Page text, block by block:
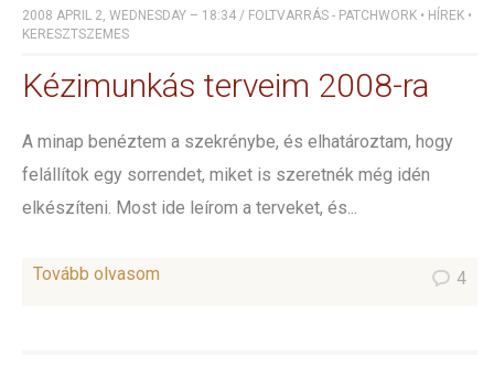
2008 APRIL 2, WEDNESDAY – 18:34 / FOLTVARRÁS - PATCHWORK • HÍREK •
KERESZTSZEMES
Kézimunkás terveim 2008-ra
A minap benéztem a szekrénybe, és elhatároztam, hogy
felállítok egy sorrendet, miket is szeretnék még idén
elkészíteni. Most ide leírom a terveket, és...
Tovább olvasom 4